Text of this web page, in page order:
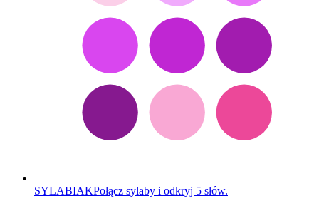
SYLABIAKPołącz sylaby i odkryj 5 słów.